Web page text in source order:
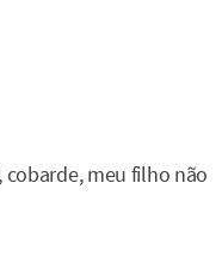
meu filho não